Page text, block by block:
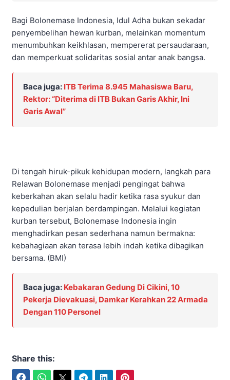
Bagi Bolonemase Indonesia, Idul Adha bukan sekadar
penyembelihan hewan kurban, melainkan momentum
menumbuhkan keikhlasan, mempererat persaudaraan,
dan memperkuat solidaritas sosial antar anak bangsa.
Baca juga: ITB Terima 8.945 Mahasiswa Baru,
Rektor: “Diterima di ITB Bukan Garis Akhir, Ini
Garis Awal”
Di tengah hiruk-pikuk kehidupan modern, langkah para
Relawan Bolonemase menjadi pengingat bahwa
keberkahan akan selalu hadir ketika rasa syukur dan
kepedulian berjalan berdampingan. Melalui kegiatan
kurban tersebut, Bolonemase Indonesia ingin
menghadirkan pesan sederhana namun bermakna:
kebahagiaan akan terasa lebih indah ketika dibagikan
bersama. (BMI)
Baca juga: Kebakaran Gedung Di Cikini, 10
Pekerja Dievakuasi, Damkar Kerahkan 22 Armada
Dengan 110 Personel
Share this: